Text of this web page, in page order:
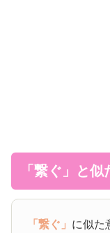
「繋ぐ」と
「繋ぐ」 に似た